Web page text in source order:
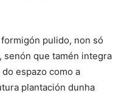
pulido, non só
que tamén integra
espazo como a
plantación dunha